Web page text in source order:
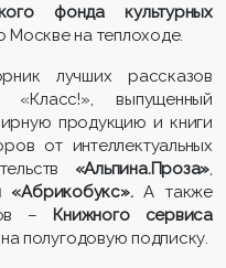
фонда культурных
Москве на теплоходе.
лучших рассказов
выпущенный
продукцию и книги
от интеллектуальных
«Альпина.Проза»,
А также
– Книжного сервиса
полугодовую подписку.